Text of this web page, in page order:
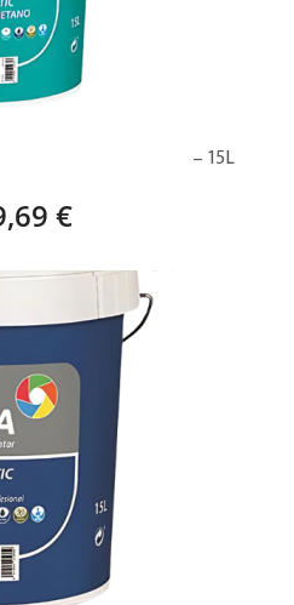
CON POLIURETANO – 15L
€